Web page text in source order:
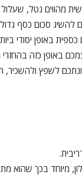
מהווים נטל,
סכום כסף
באופן יסודי
כזה בהחזרי
לשפץ ולהשכיר,
מיוחד בכך שהוא